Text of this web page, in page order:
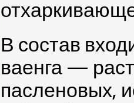
В состав
ваенга —
пасленовых,